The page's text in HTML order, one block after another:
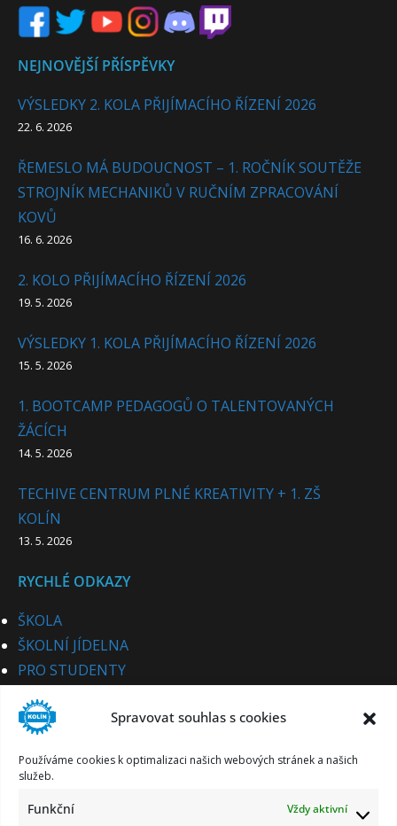
Spravovat souhlas s cookies
Používáme cookies k optimalizaci našich webových stránek a našich
služeb.
Funkční Vždy aktivní
NEJNOVĚJŠÍ PŘÍSPĚVKY
VÝSLEDKY 2. KOLA PŘIJÍMACÍHO ŘÍZENÍ 2026
22. 6. 2026
ŘEMESLO MÁ BUDOUCNOST – 1. ROČNÍK SOUTĚŽE
STROJNÍK MECHANIKŮ V RUČNÍM ZPRACOVÁNÍ
KOVŮ
16. 6. 2026
2. KOLO PŘIJÍMACÍHO ŘÍZENÍ 2026
19. 5. 2026
VÝSLEDKY 1. KOLA PŘIJÍMACÍHO ŘÍZENÍ 2026
15. 5. 2026
1. BOOTCAMP PEDAGOGŮ O TALENTOVANÝCH
ŽÁCÍCH
14. 5. 2026
TECHIVE CENTRUM PLNÉ KREATIVITY + 1. ZŠ
KOLÍN
13. 5. 2026
RYCHLÉ ODKAZY
ŠKOLA
ŠKOLNÍ JÍDELNA
PRO STUDENTY
PRO UCHAZEČE
STUDIJNÍ OBORY
PRO PARTNERY
KONTAKT